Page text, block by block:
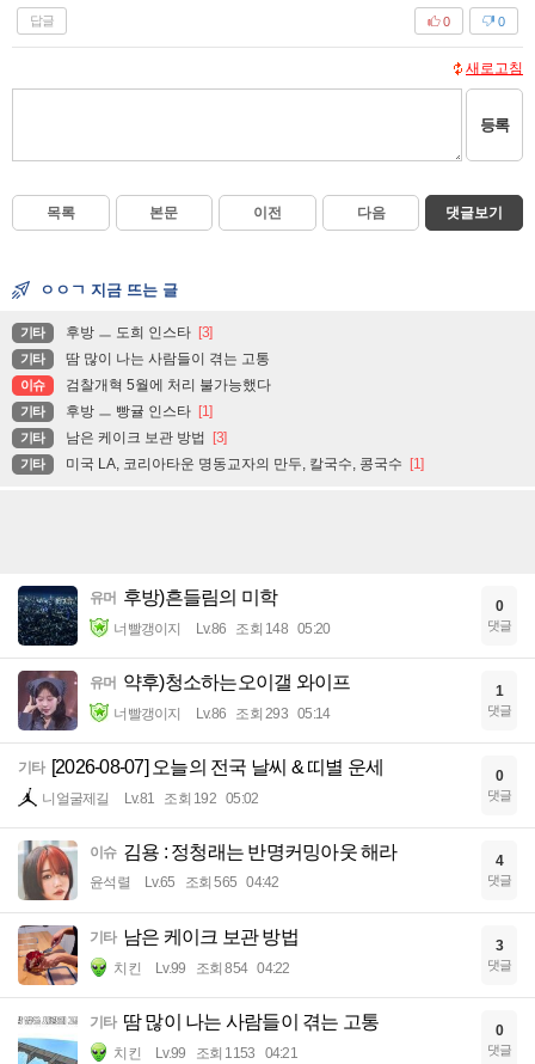
답글 0
0
새로고침
등록
목록 본문 이전 다음 댓글보기
ㅇㅇㄱ 지금 뜨는 글
기타 후방 ㅡ 도희 인스타 [3]
기타 땀 많이 나는 사람들이 겪는 고통
이슈 검찰개혁 5월에 처리 불가능했다
기타 후방 ㅡ 빵귤 인스타 [1]
기타 남은 케이크 보관 방법 [3]
기타 미국 LA, 코리아타운 명동교자의 만두, 칼국수, 콩국수 [1]
유머 후방)흔들림의 미학
너빨갱이지 Lv.86 조회 148 05:20
0
댓글
유머 약후)청소하는오이갤 와이프
너빨갱이지 Lv.86 조회 293 05:14
1
댓글
기타 [2026-08-07] 오늘의 전국 날씨 & 띠별 운세
니얼굴제길 Lv.81 조회 192 05:02
0
댓글
이슈 김용 : 정청래는 반명커밍아웃 해라
윤석렬 Lv.65 조회 565 04:42
4
댓글
기타 남은 케이크 보관 방법
치킨 Lv.99 조회 854 04:22
3
댓글
기타 땀 많이 나는 사람들이 겪는 고통
치킨 Lv.99 조회 1153 04:21
0
댓글